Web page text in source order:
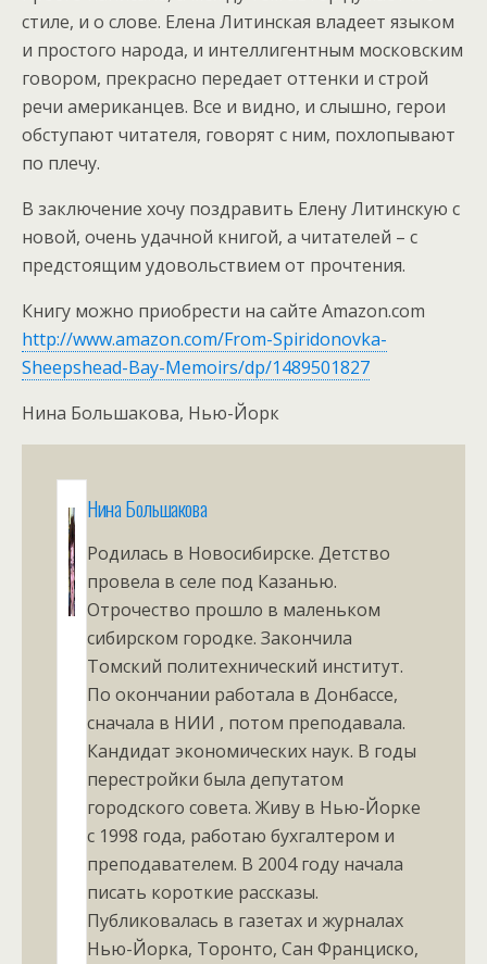
стиле, и о слове. Елена Литинская владеет языком
и простого народа, и интеллигентным московским
говором, прекрасно передает оттенки и строй
речи американцев. Все и видно, и слышно, герои
обступают читателя, говорят с ним, похлопывают
по плечу.
В заключение хочу поздравить Елену Литинскую с
новой, очень удачной книгой, а читателей – с
предстоящим удовольствием от прочтения.
Книгу можно приобрести на сайте Amazon.com
http://www.amazon.com/From-Spiridonovka-
Sheepshead-Bay-Memoirs/dp/1489501827
Нина Большакова, Нью-Йорк
Нина Большакова
Родилась в Новосибирске. Детство
провела в селе под Казанью.
Отрочество прошло в маленьком
сибирском городке. Закончила
Томский политехнический институт.
По окончании работала в Донбассе,
сначала в НИИ , потом преподавала.
Кандидат экономических наук. В годы
перестройки была депутатом
городского совета. Живу в Нью-Йорке
с 1998 года, работаю бухгалтером и
преподавателем. В 2004 году начала
писать короткие рассказы.
Публиковалась в газетах и журналах
Нью-Йорка, Торонто, Сан Франциско,